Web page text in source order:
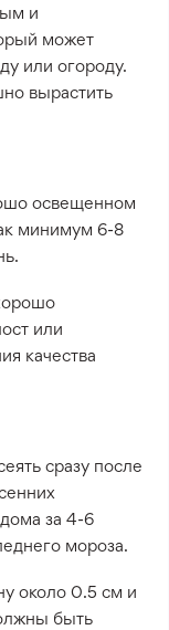
и
может
или огороду.
вырастить
освещенном
минимум 6-8
или
качества
сразу после
за 4-6
мороза.
около 0.5 см и
быть